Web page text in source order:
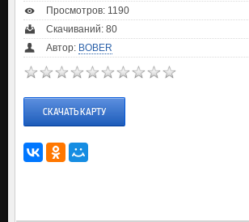
Просмотров: 1190
Скачиваний: 80
Автор: BOBER
СКАЧАТЬ КАРТУ